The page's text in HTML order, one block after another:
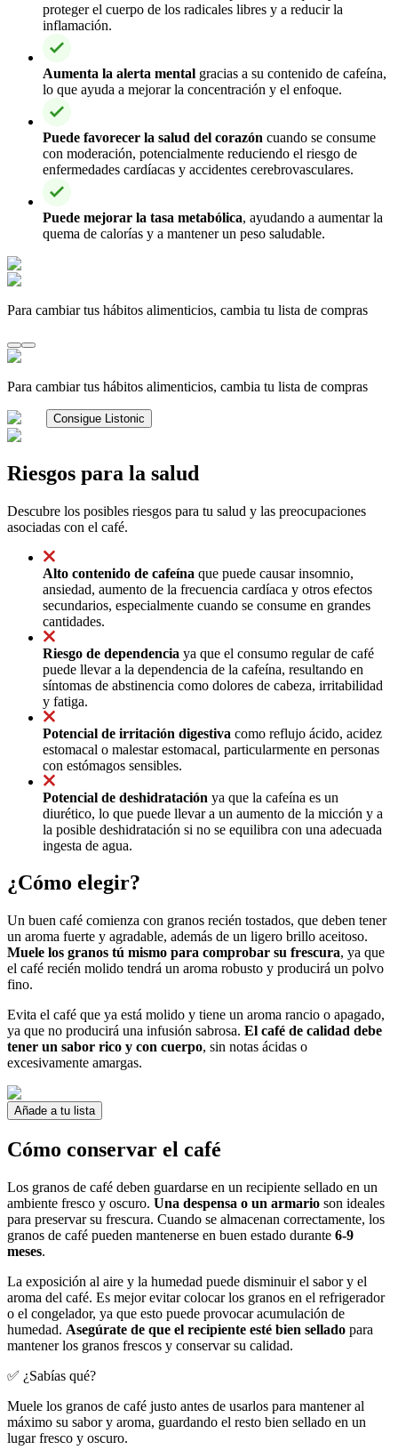
proteger el cuerpo de los radicales libres y a reducir la
inflamación.
Aumenta la alerta mental gracias a su contenido de cafeína,
lo que ayuda a mejorar la concentración y el enfoque.
Puede favorecer la salud del corazón cuando se consume
con moderación, potencialmente reduciendo el riesgo de
enfermedades cardíacas y accidentes cerebrovasculares.
Puede mejorar la tasa metabólica, ayudando a aumentar la
quema de calorías y a mantener un peso saludable.
Para cambiar tus hábitos alimenticios, cambia tu lista de compras
Para cambiar tus hábitos alimenticios, cambia tu lista de compras
Consigue Listonic
Riesgos para la salud
Descubre los posibles riesgos para tu salud y las preocupaciones
asociadas con el café.
Alto contenido de cafeína que puede causar insomnio,
ansiedad, aumento de la frecuencia cardíaca y otros efectos
secundarios, especialmente cuando se consume en grandes
cantidades.
Riesgo de dependencia ya que el consumo regular de café
puede llevar a la dependencia de la cafeína, resultando en
síntomas de abstinencia como dolores de cabeza, irritabilidad
y fatiga.
Potencial de irritación digestiva como reflujo ácido, acidez
estomacal o malestar estomacal, particularmente en personas
con estómagos sensibles.
Potencial de deshidratación ya que la cafeína es un
diurético, lo que puede llevar a un aumento de la micción y a
la posible deshidratación si no se equilibra con una adecuada
ingesta de agua.
¿Cómo elegir?
Un buen café comienza con granos recién tostados, que deben tener
un aroma fuerte y agradable, además de un ligero brillo aceitoso.
Muele los granos tú mismo para comprobar su frescura, ya que
el café recién molido tendrá un aroma robusto y producirá un polvo
fino.
Evita el café que ya está molido y tiene un aroma rancio o apagado,
ya que no producirá una infusión sabrosa. El café de calidad debe
tener un sabor rico y con cuerpo, sin notas ácidas o
excesivamente amargas.
Añade a tu lista
Cómo conservar el café
Los granos de café deben guardarse en un recipiente sellado en un
ambiente fresco y oscuro. Una despensa o un armario son ideales
para preservar su frescura. Cuando se almacenan correctamente, los
granos de café pueden mantenerse en buen estado durante 6-9
meses.
La exposición al aire y la humedad puede disminuir el sabor y el
aroma del café. Es mejor evitar colocar los granos en el refrigerador
o el congelador, ya que esto puede provocar acumulación de
humedad. Asegúrate de que el recipiente esté bien sellado para
mantener los granos frescos y conservar su calidad.
✅ ¿Sabías qué?
Muele los granos de café justo antes de usarlos para mantener al
máximo su sabor y aroma, guardando el resto bien sellado en un
lugar fresco y oscuro.